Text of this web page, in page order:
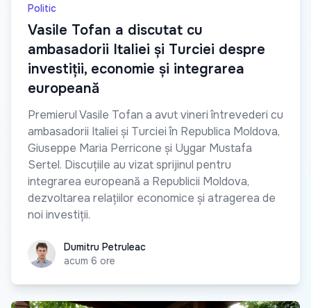
Politic
Vasile Tofan a discutat cu
ambasadorii Italiei și Turciei despre
investiții, economie și integrarea
europeană
Premierul Vasile Tofan a avut vineri întrevederi cu
ambasadorii Italiei și Turciei în Republica Moldova,
Giuseppe Maria Perricone și Uygar Mustafa
Sertel. Discuțiile au vizat sprijinul pentru
integrarea europeană a Republicii Moldova,
dezvoltarea relațiilor economice și atragerea de
noi investiții.
Dumitru Petruleac
Dumitru Petruleac
acum 6 ore